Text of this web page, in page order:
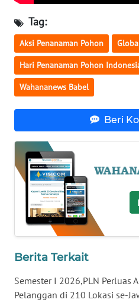
Tag:
Aksi Penanaman Pohon
Hari Penanaman Pohon
Wahananews Babel
Beri
Berita Terkait
Semester I 2026,PLN Perluas
Pelanggan di 210 Lokasi se-
SULTRA
WN
NTB
WN
SULTENG
WN
BABEL
WN
SUMBAR
WN
WN